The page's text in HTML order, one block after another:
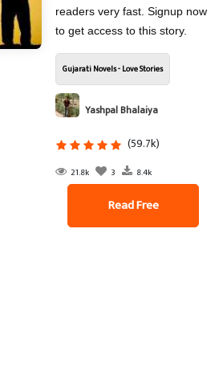
readers very fast. Signup now
to get access to this story.
Gujarati Novels - Love Stories
Yashpal Bhalaiya
(59.7k)
21.8k 3 8.4k
Read Free